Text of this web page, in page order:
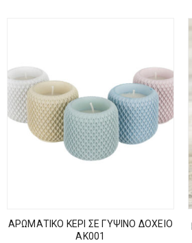
ΑΡΩΜΑΤΙΚΟ ΚΕΡΙ ΣΕ ΓΥΨΙΝΟ ΔΟΧΕΙΟ
ΑΚ001